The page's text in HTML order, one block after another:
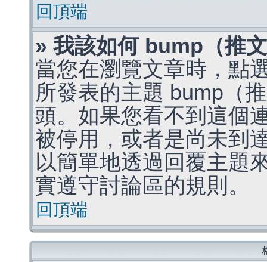
回頂端
» 我該如何 bump（推
當您在瀏覽文章時，點
所發表的主題 bump（
頭。如果您看不到這個
被停用，或者是尚未到
以簡單地透過回覆主題
實遵守討論區的規則。
回頂端